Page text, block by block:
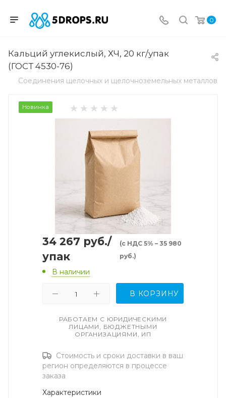
0
Кальций углекислый, ХЧ, 20 кг/упак
(ГОСТ 4530-76)
Соединения щелочных и щелочноземельных металлов
Новинка
34 267 руб./
упак
(с НДС 5% – 35 980
руб.)
В наличии
В КОРЗИНУ
РАБОТАЕМ С ЮРИДИЧЕСКИМИ
ЛИЦАМИ, БЮДЖЕТНЫМИ
ОРГАНИЗАЦИЯМИ, ИП
Стоимость и сроки доставки в ваш
регион определяются в процессе
заказа
Характеристики